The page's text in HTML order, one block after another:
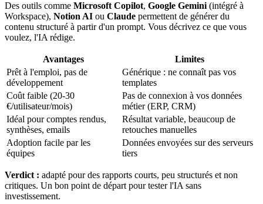
Des outils comme Microsoft Copilot, Google Gemini (intégré à
Workspace), Notion AI ou Claude permettent de générer du
contenu structuré à partir d'un prompt. Vous décrivez ce que vous
voulez, l'IA rédige.
Avantages
Limites
Prêt à l'emploi, pas de
développement
Générique : ne connaît pas vos
templates
Coût faible (20-30
€/utilisateur/mois)
Pas de connexion à vos données
métier (ERP, CRM)
Idéal pour comptes rendus,
synthèses, emails
Résultat variable, beaucoup de
retouches manuelles
Adoption facile par les
équipes
Données envoyées sur des serveurs
tiers
Verdict : adapté pour des rapports courts, peu structurés et non
critiques. Un bon point de départ pour tester l'IA sans
investissement.